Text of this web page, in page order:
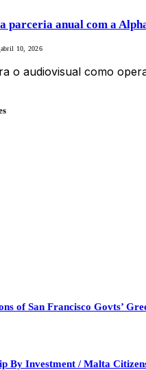
parceria anual com a
abril 10, 2026
o audiovisual como
of San Francisco Govts’
By Investment / Malta